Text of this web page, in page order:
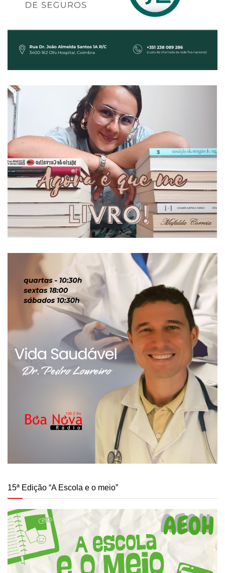
15ª Edição “A Escola e o meio”